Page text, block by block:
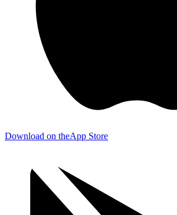
Download on theApp Store